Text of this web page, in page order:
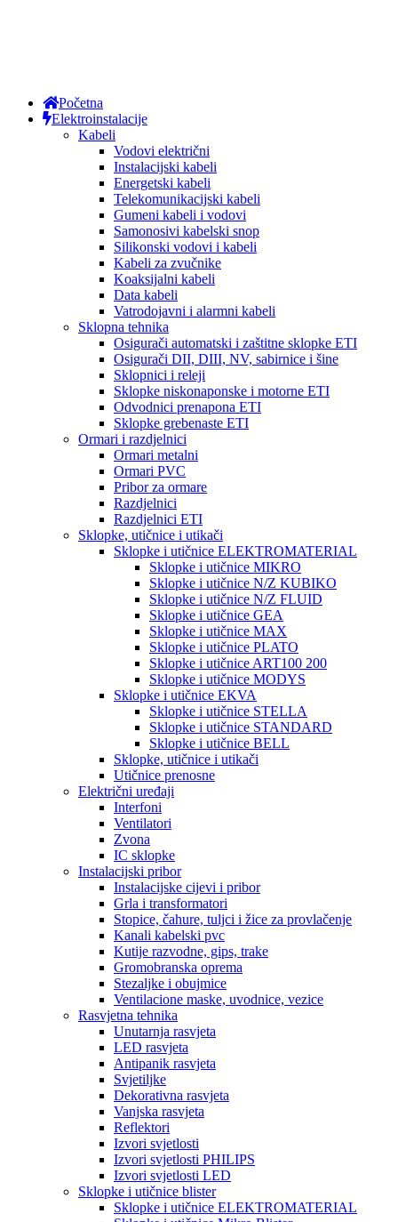
Početna
Elektroinstalacije
Kabeli
Vodovi električni
Instalacijski kabeli
Energetski kabeli
Telekomunikacijski kabeli
Gumeni kabeli i vodovi
Samonosivi kabelski snop
Silikonski vodovi i kabeli
Kabeli za zvučnike
Koaksijalni kabeli
Data kabeli
Vatrodojavni i alarmni kabeli
Sklopna tehnika
Osigurači automatski i zaštitne sklopke ETI
Osigurači DII, DIII, NV, sabirnice i šine
Sklopnici i releji
Sklopke niskonaponske i motorne ETI
Odvodnici prenapona ETI
Sklopke grebenaste ETI
Ormari i razdjelnici
Ormari metalni
Ormari PVC
Pribor za ormare
Razdjelnici
Razdjelnici ETI
Sklopke, utičnice i utikači
Sklopke i utičnice ELEKTROMATERIAL
Sklopke i utičnice MIKRO
Sklopke i utičnice N/Z KUBIKO
Sklopke i utičnice N/Z FLUID
Sklopke i utičnice GEA
Sklopke i utičnice MAX
Sklopke i utičnice PLATO
Sklopke i utičnice ART100 200
Sklopke i utičnice MODYS
Sklopke i utičnice EKVA
Sklopke i utičnice STELLA
Sklopke i utičnice STANDARD
Sklopke i utičnice BELL
Sklopke, utičnice i utikači
Utičnice prenosne
Električni uređaji
Interfoni
Ventilatori
Zvona
IC sklopke
Instalacijski pribor
Instalacijske cijevi i pribor
Grla i transformatori
Stopice, čahure, tuljci i žice za provlačenje
Kanali kabelski pvc
Kutije razvodne, gips, trake
Gromobranska oprema
Stezaljke i obujmice
Ventilacione maske, uvodnice, vezice
Rasvjetna tehnika
Unutarnja rasvjeta
LED rasvjeta
Antipanik rasvjeta
Svjetiljke
Dekorativna rasvjeta
Vanjska rasvjeta
Reflektori
Izvori svjetlosti
Izvori svjetlosti PHILIPS
Izvori svjetlosti LED
Sklopke i utičnice blister
Sklopke i utičnice ELEKTROMATERIAL